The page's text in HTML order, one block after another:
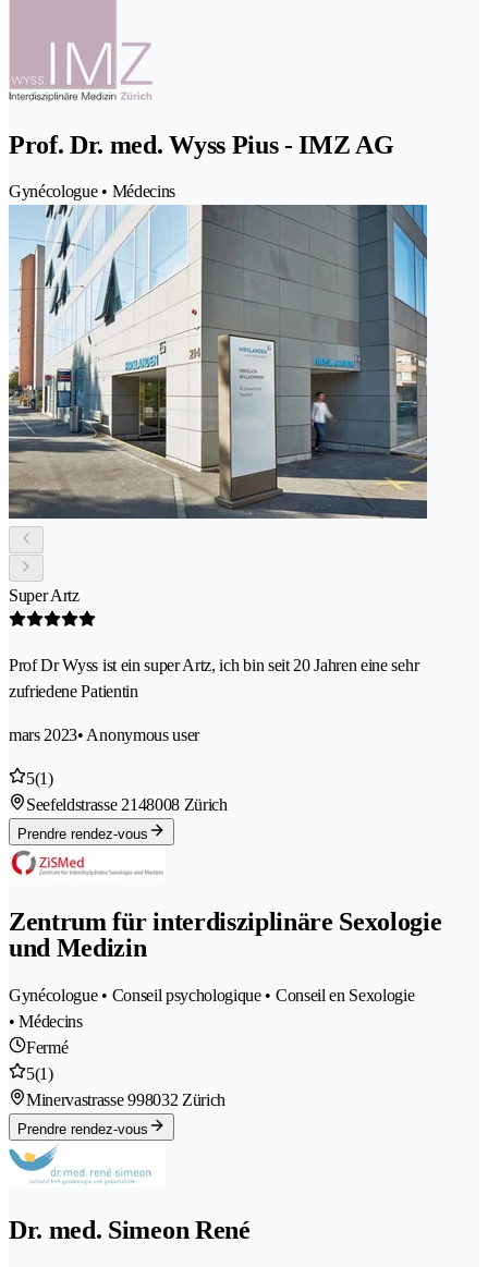
Prof. Dr. med. Wyss Pius - IMZ AG
Gynécologue • Médecins
Super Artz
Prof Dr Wyss ist ein super Artz, ich bin seit 20 Jahren eine sehr
zufriedene Patientin
mars 2023• Anonymous user
5(1)
Seefeldstrasse 2148008 Zürich
Prendre rendez-vous
Zentrum für interdisziplinäre Sexologie
und Medizin
Gynécologue • Conseil psychologique • Conseil en Sexologie
• Médecins
Fermé
5(1)
Minervastrasse 998032 Zürich
Prendre rendez-vous
Dr. med. Simeon René